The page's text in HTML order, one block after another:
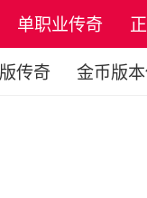
单职业传奇
传奇 金币版